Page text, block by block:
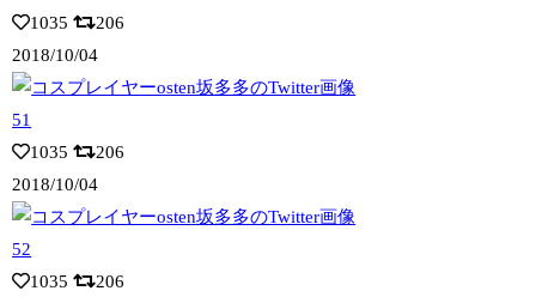
1035
206
2018/10/04
1035
206
2018/10/04
1035
206